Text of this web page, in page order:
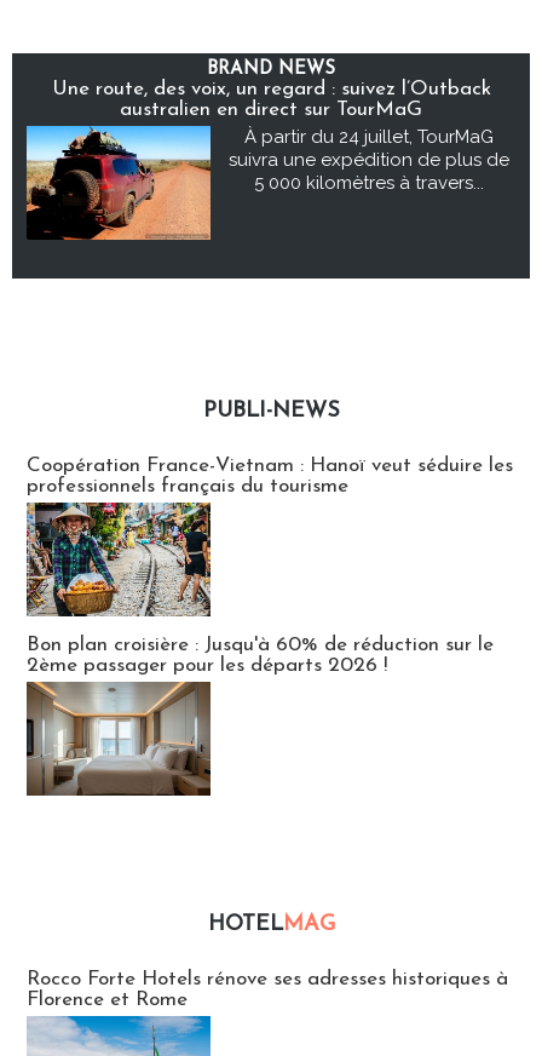
BRAND NEWS
Une route, des voix, un regard : suivez l’Outback
australien en direct sur TourMaG
À partir du 24 juillet, TourMaG
suivra une expédition de plus de
5 000 kilomètres à travers...
PUBLI-NEWS
Coopération France-Vietnam : Hanoï veut séduire les
professionnels français du tourisme
Bon plan croisière : Jusqu'à 60% de réduction sur le
2ème passager pour les départs 2026 !
HOTELMAG
Rocco Forte Hotels rénove ses adresses historiques à
Florence et Rome